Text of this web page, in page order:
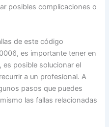
posibles complicaciones o
de este código
es importante tener en
es posible solucionar el
a un profesional. A
pasos que puedes
las fallas relacionadas